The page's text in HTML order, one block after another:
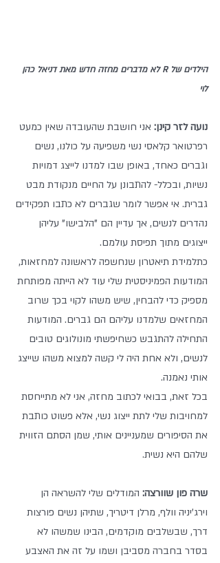
הילדים של R לא מדברים מחזה חדש מאת דניאל כהן
לוי
נועה לזר קינן: אני חושבת שהעובדה שאין כמעט
רפרטואר קלאסי נשי משפיעה על כולנו, נשים
וגברים כאחד, באופן שבו למדנו לייצג דמויות
נשיות, ובכלל- להתבונן על החיים מנקודת מבט
גברית. אי אפשר לומר שגברים לא כתבו תפקידים
נהדרים לנשים, אך עדיין הם "הלבישו" עליהן
ייצוגים מתוך תפיסת עולמם.
כתלמידת תיאטרון שנחשפה לראשונה למחזאות,
המודעות הפמיניסטית שלי עוד לא הייתה מפותחת
מספיק כדי להבחין, שיש משהו לקוי בכך שרוב
המחזאים שלמדנו עליהם הם גברים. המודעות
התחילה להתגבש כשחיפשתי מונולוגים טובים
לנשים, ולא אחת היה לי קשה למצוא משהו שייצג
אותי נאמנה.
בכל זאת, בבואי לכתוב מחזה, אני לא מתייחסת
למחויבות שלי לתת ייצוג נשי, אלא פשוט כותבת
את הסיפורים שמעניינים אותי, שמן הסתם הזווית
שלהם היא נשית.
שרה פון שוורצה: המודלים שלי להשראה הן
וירג'יניה וולף, מרלן דיטריך, שתיהן נשים פורצות
דרך, שבשלבים מוקדמים, הבינו שמשהו לא
בסדר בחברה מסביבן ושמו על זה את האצבע